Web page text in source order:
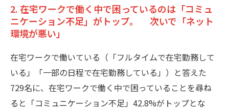
2. 在宅ワークで働く中で困っているのは「コミュ
ニケーション不足」がトップ。 次いで「ネット
環境が悪い」
在宅ワークで働いている（「フルタイムで在宅勤務して
いる」「一部の日程で在宅勤務している」）と答えた
729名に、在宅ワークで働く中で困っていることを尋ね
ると「コミュニケーション不足」42.8%がトップとな